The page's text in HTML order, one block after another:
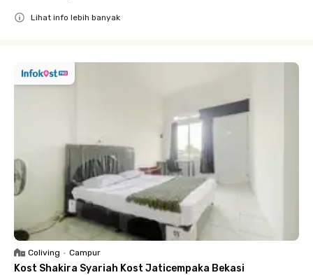
Lihat info lebih banyak
Coliving • Campur
Kost Shakira Syariah Kost Jaticempaka Bekasi